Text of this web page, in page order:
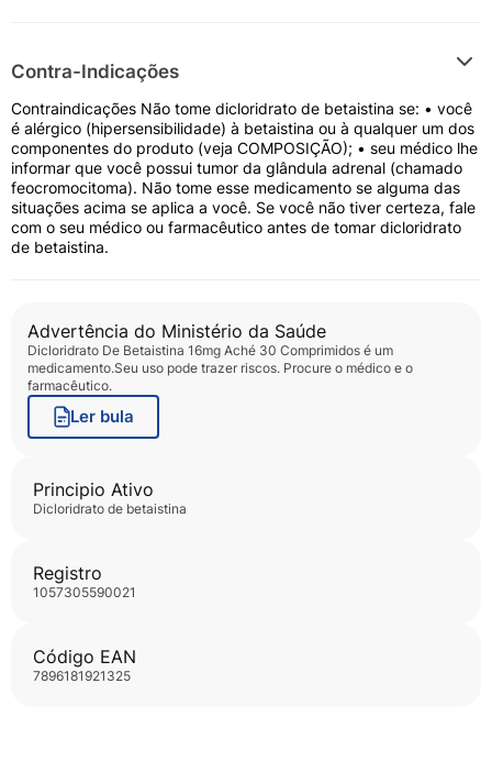
Contra-Indicações
Contraindicações Não tome dicloridrato de betaistina se: • você
é alérgico (hipersensibilidade) à betaistina ou à qualquer um dos
componentes do produto (veja COMPOSIÇÃO); • seu médico lhe
informar que você possui tumor da glândula adrenal (chamado
feocromocitoma). Não tome esse medicamento se alguma das
situações acima se aplica a você. Se você não tiver certeza, fale
com o seu médico ou farmacêutico antes de tomar dicloridrato
de betaistina.
Advertência do Ministério da Saúde
Dicloridrato De Betaistina 16mg Aché 30 Comprimidos é um
medicamento.Seu uso pode trazer riscos. Procure o médico e o
farmacêutico.
Ler bula
Principio Ativo
dicloridrato de betaistina
Registro
1057305590021
Código EAN
7896181921325